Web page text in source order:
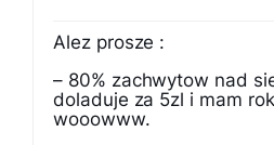
Alez prosze :
– 80% zachwytow nad
doladuje za 5zl i mam
wooowww.